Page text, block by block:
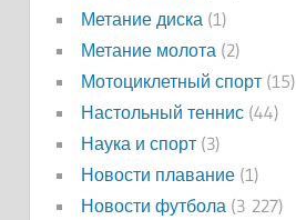
Метание диска (1)
Метание молота (2)
Мотоциклетный спорт(15)
Настольный теннис(44)
Наука и спорт(3)
Новости плавание(1)
Новости футбола (3 227)